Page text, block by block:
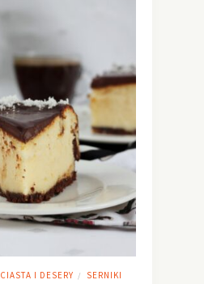
CIASTA I DESERY / SERNIKI